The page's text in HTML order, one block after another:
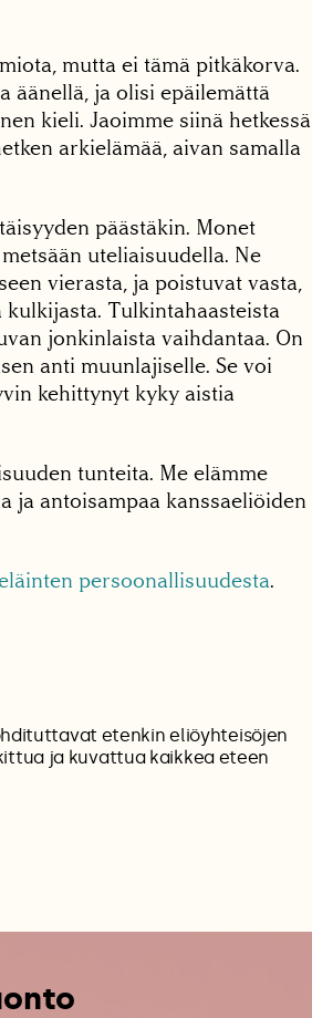
mutta ei tämä pitkäkorva.
äänellä, ja olisi epäilemättä
kieli. Jaoimme siinä hetkessä
arkielämää, aivan samalla
päästäkin. Monet
uteliaisuudella. Ne
vierasta, ja poistuvat vasta,
Tulkintahaasteista
jonkinlaista vaihdantaa. On
anti muunlajiselle. Se voi
kehittynyt kyky aistia
tunteita. Me elämme
ja antoisampaa kanssaeliöiden
persoonallisuudesta.
etenkin eliöyhteisöjen
ja kuvattua kaikkea eteen